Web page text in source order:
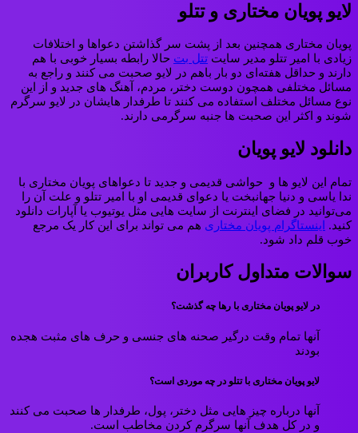
لایو پویان مختاری و تتلو
پویان مختاری همچنین بعد از پشت سر گذاشتن دعواها و اختلافات
زیادی با امیر تتلو مدیر سایت تتل بت حالا رابطه بسیار خوبی با هم
دارند و حداقل هفته‌ای دو بار باهم در لایو صحبت می کنند و راجع به
مسائل مختلفی همچون دوست دختر، مردم، آهنگ های جدید و از این
نوع مسائل مختلف استفاده می کنند تا طرفدار هایشان در لایو سرگرم
شوند و اکثر این صحبت ها جنبه سرگرمی دارند.
دانلود لایو پویان
تمام این لایو ها و حواشی قدیمی و جدید تا دعواهای پویان مختاری با
ندا یاسی و دنیا جهانبخت یا دعوای قدیمی او با امیر تتلو و علت آن را
می‌توانید در فضای اینترنت از سایت هایی مثل یوتیوب یا آپارات دانلود
کنید. اینستاگرام پویان مختاری هم می تواند برای این کار یک مرجع
خوب قلم داد شود.
سوالات متداول کاربران
در لایو پویان مختاری با رها چه گذشت؟
آنها تمام وقت درگیر صحنه های جنسی و حرف های مثبت هجده
بودند
لایو پویان مختاری با تتلو در چه موردی است؟
آنها درباره چیز هایی مثل دختر، پول، طرفدار ها صحبت می کنند
و در کل هدف آنها سرگرم کردن مخاطب است.